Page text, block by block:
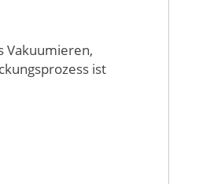
Vakuumieren,
ist